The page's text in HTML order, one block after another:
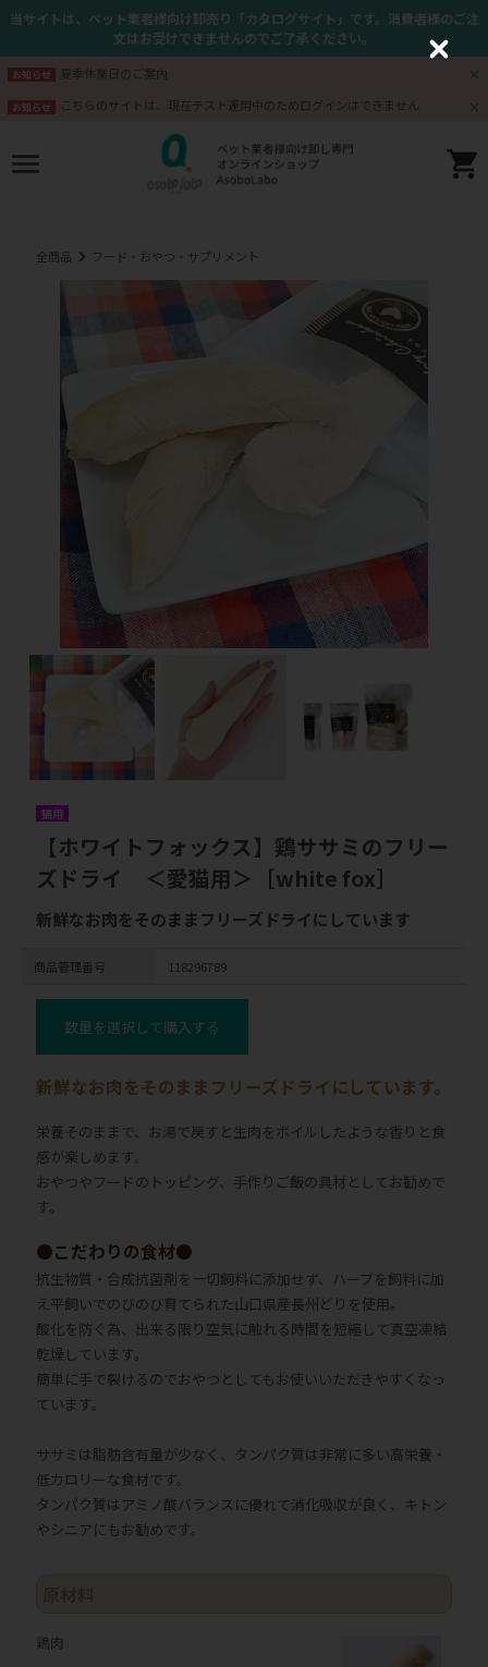
当サイトは、ペット業者様向け卸売り「カタログサイト」です。消費者様のご注
文はお受けできませんのでご了承ください。
お知らせ 夏季休業日のご案内
お知らせ こちらのサイトは、現在テスト運用中のためログインはできません
全商品 フード・おやつ・サプリメント
猫用
【ホワイトフォックス】鶏ササミのフリー
ズドライ ＜愛猫用＞［white fox］
新鮮なお肉をそのままフリーズドライにしています
商品管理番号 118296789
数量を選択して購入する
新鮮なお肉をそのままフリーズドライにしています。
栄養そのままで、お湯で戻すと生肉をボイルしたような香りと食
感が楽しめます。
おやつやフードのトッピング、手作りご飯の具材としてお勧めで
す。
●こだわりの食材●
抗生物質・合成抗菌剤を一切飼料に添加せず、ハーブを飼料に加
え平飼いでのびのび育てられた山口県産長州どりを使用。
酸化を防ぐ為、出来る限り空気に触れる時間を短縮して真空凍結
乾燥しています。
簡単に手で裂けるのでおやつとしてもお使いいただきやすくなっ
ています。
ササミは脂肪含有量が少なく、タンパク質は非常に多い高栄養・
低カロリーな食材です。
タンパク質はアミノ酸バランスに優れて消化吸収が良く、キトン
やシニアにもお勧めです。
鶏肉
C